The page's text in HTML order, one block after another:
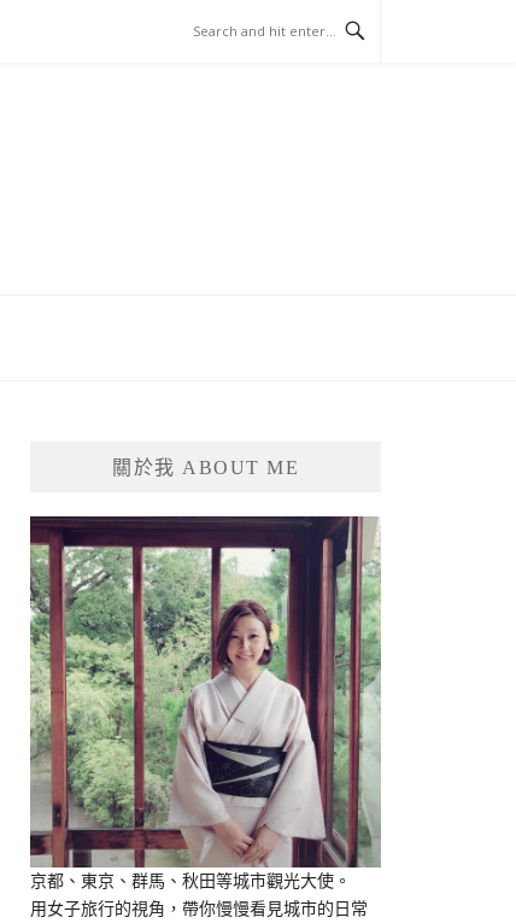
關於我 ABOUT ME
京都、東京、群馬、秋田等城市觀光大使。
用女子旅行的視角，帶你慢慢看見城市的日常